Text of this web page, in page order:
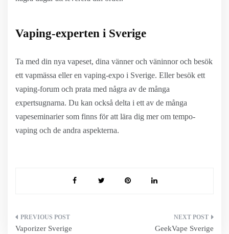
Vaping-experten i Sverige
Ta med din nya vapeset, dina vänner och väninnor och besök
ett vapmässa eller en vaping-expo i Sverige. Eller besök ett
vaping-forum och prata med några av de många
expertsugnarna. Du kan också delta i ett av de många
vapeseminarier som finns för att lära dig mer om tempo-
vaping och de andra aspekterna.
Inläggsnavigering
Vaporizer Sverige GeekVape Sverige